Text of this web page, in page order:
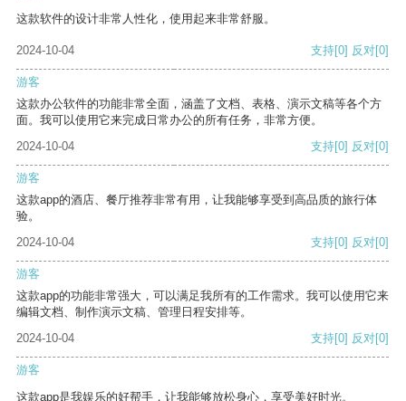
这款软件的设计非常人性化，使用起来非常舒服。
2024-10-04 支持[0] 反对[0]
游客
这款办公软件的功能非常全面，涵盖了文档、表格、演示文稿等各个方
面。我可以使用它来完成日常办公的所有任务，非常方便。
2024-10-04
支持[0] 反对[0]
游客
这款app的酒店、餐厅推荐非常有用，让我能够享受到高品质的旅行体
验。
2024-10-04
支持[0] 反对[0]
游客
这款app的功能非常强大，可以满足我所有的工作需求。我可以使用它来
编辑文档、制作演示文稿、管理日程安排等。
2024-10-04
支持[0] 反对[0]
游客
这款app是我娱乐的好帮手，让我能够放松身心，享受美好时光。